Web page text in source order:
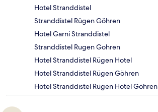
Hotel Stranddistel
Stranddistel Rügen Göhren
Hotel Garni Stranddistel
Stranddistel Rugen Gohren
Hotel Stranddistel Rügen Hotel
Hotel Stranddistel Rügen Göhren
Hotel Stranddistel Rügen Hotel Göhren